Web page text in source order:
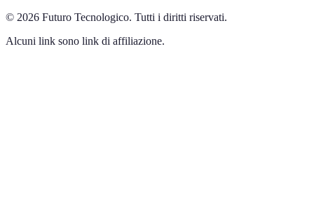
© 2026 Futuro Tecnologico. Tutti i diritti riservati.
Alcuni link sono link di affiliazione.